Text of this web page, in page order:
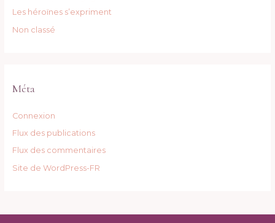
Les héroïnes s’expriment
Non classé
Méta
Connexion
Flux des publications
Flux des commentaires
Site de WordPress-FR